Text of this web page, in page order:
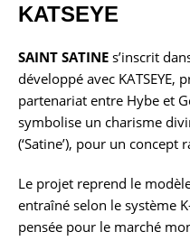
KATSEYE
SAINT SATINE s’inscrit
développé avec
partenariat entre Hybe et
symbolise un charisme
(‘Satine’), pour un
Le projet reprend le
entraîné selon le système
pensée pour le marché